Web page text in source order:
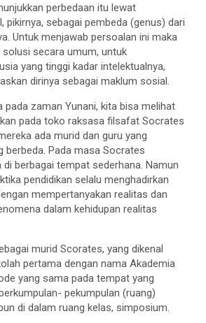
perbedaan itu lewat
pikirnya, sebagai pembeda (genus) dari
Untuk menjawab persoalan ini maka
solusi secara umum, untuk
yang tinggi kadar intelektualnya,
dirinya sebagai maklum sosial.
pada zaman Yunani, kita bisa melihat
pada toko raksasa filsafat Socrates
ada murid dan guru yang
berbeda. Pada masa Socrates
di berbagai tempat sederhana. Namun
pendidikan selalu menghadirkan
mempertanyakan realitas dan
dalam kehidupan realitas
murid Scorates, yang dikenal
pertama dengan nama Akademia
yang sama pada tempat yang
pekumpulan (ruang)
di dalam ruang kelas, simposium.